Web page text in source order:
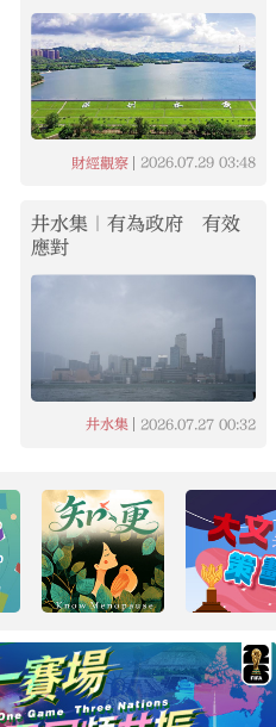
財經觀察 2026.07.29 03:48
井水集｜有為政府 有效
應對
井水集 2026.07.27 00:32